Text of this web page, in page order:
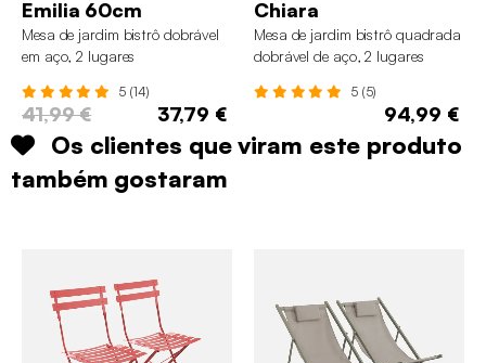
Emilia 60cm
Mesa de jardim bistrô dobrável
em aço, 2 lugares
5 (14)
41,99 € 37,79 €
Chiara
Mesa de jardim bistrô quadrada
dobrável de aço, 2 lugares
5 (5)
94,99 €
Os clientes que viram este produto
também gostaram